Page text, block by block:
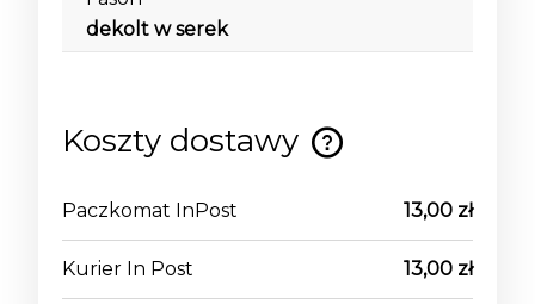
dekolt w serek
Koszty dostawy
Cena nie zawiera ewentualnych kosztów
Paczkomat InPost 13,00 zł
Kurier In Post 13,00 zł